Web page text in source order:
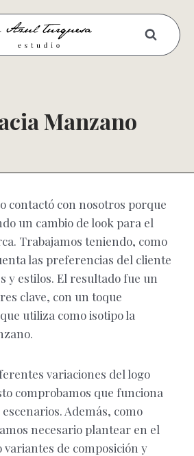
Manzano
contactó con nosotros porque
un cambio de look para el
Trabajamos teniendo, como
las preferencias del cliente
y estilos. El resultado fue un
clave, con un toque
utiliza como isotipo la
variaciones del logo
comprobamos que funciona
Además, como
necesario plantear en el
de composición y